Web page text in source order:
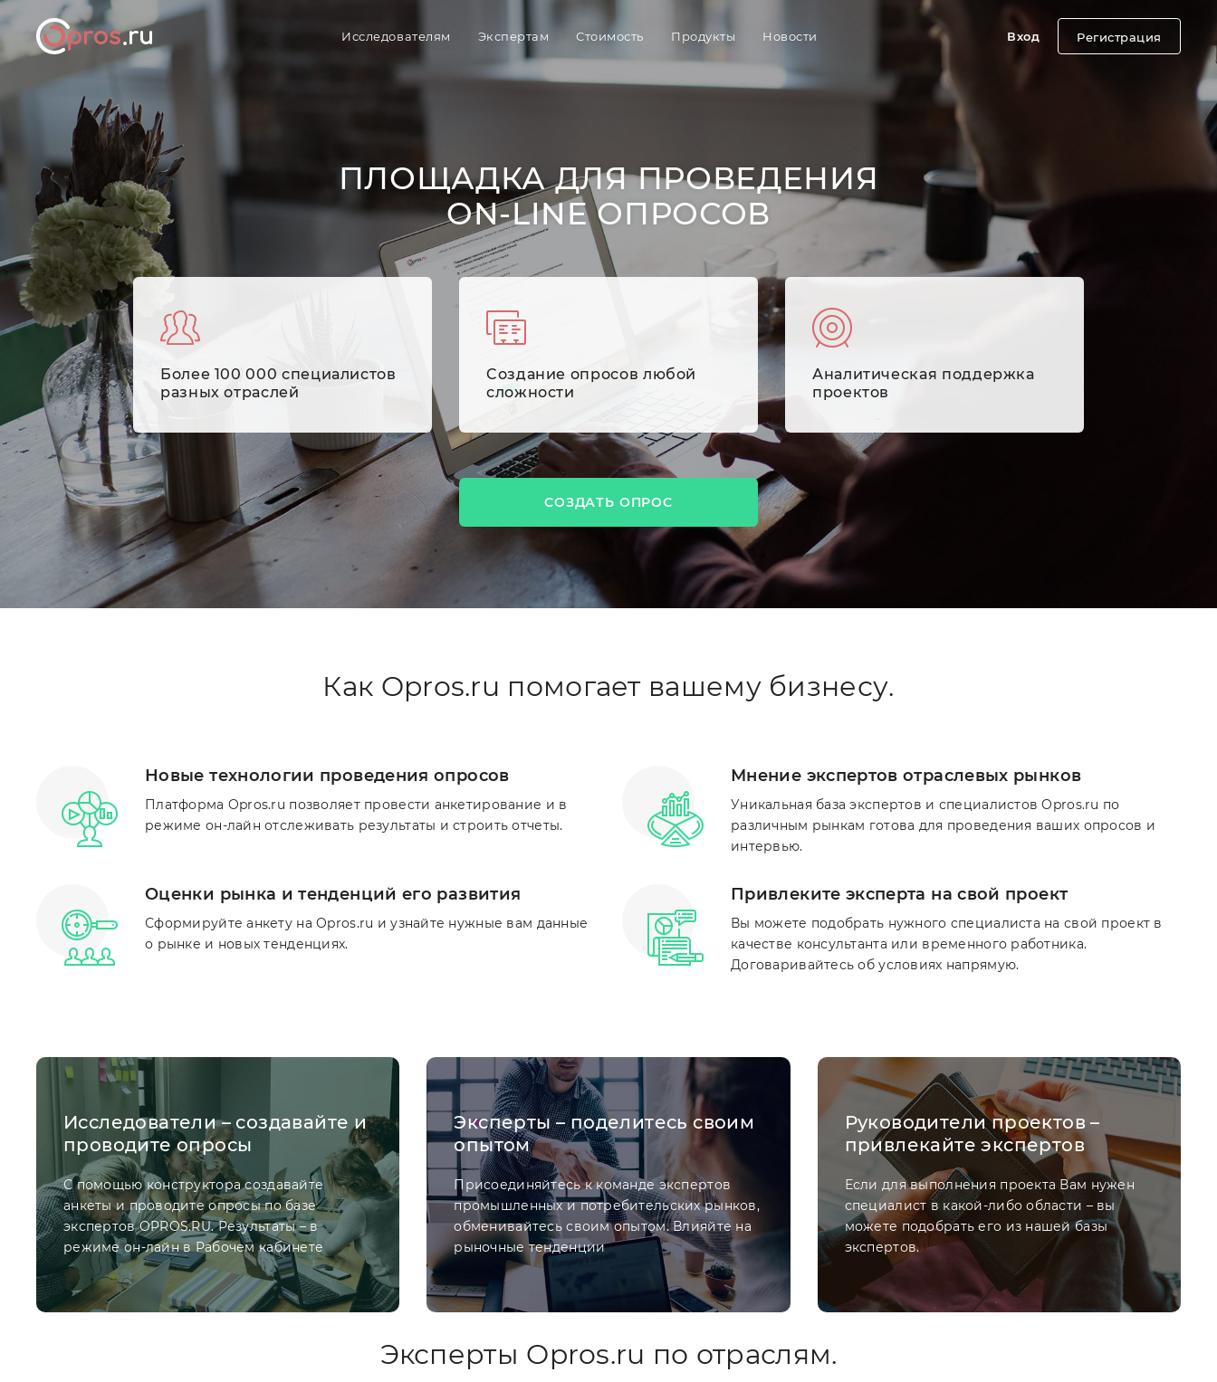
Вход Регистрация
Исследователям Экспертам Стоимость Продукты Новости
ПЛОЩАДКА ДЛЯ ПРОВЕДЕНИЯ
ON-LINE ОПРОСОВ
Более 100 000 специалистов
разных отраслей
Cоздание опросов любой
сложности
Аналитическая поддержка
проектов
СОЗДАТЬ ОПРОС
Как Opros.ru помогает вашему бизнесу.
Новые технологии проведения опросов
Платформа Opros.ru позволяет провести анкетирование и в
режиме он-лайн отслеживать результаты и строить отчеты.
Мнение экспертов отраслевых рынков
Уникальная база экспертов и специалистов Opros.ru по
различным рынкам готова для проведения ваших опросов и
интервью.
Оценки рынка и тенденций его развития
Сформируйте анкету на Opros.ru и узнайте нужные вам данные
о рынке и новых тенденциях.
Привлеките эксперта на свой проект
Вы можете подобрать нужного специалиста на свой проект в
качестве консультанта или временного работника.
Договаривайтесь об условиях напрямую.
Исследователи – создавайте и
проводите опросы
С помощью конструктора создавайте
анкеты и проводите опросы по базе
экспертов OPROS.RU. Результаты – в
режиме он-лайн в Рабочем кабинете
Эксперты – поделитесь своим
опытом
Присоединяйтесь к команде экспертов
промышленных и потребительских рынков,
обменивайтесь своим опытом. Влияйте на
рыночные тенденции
Руководители проектов –
привлекайте экспертов
Если для выполнения проекта Вам нужен
специалист в какой-либо области – вы
можете подобрать его из нашей базы
экспертов.
Эксперты Opros.ru по отраслям.